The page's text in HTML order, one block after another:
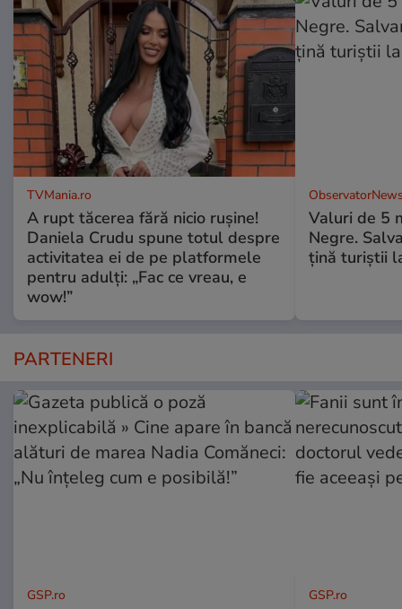
TVMania.ro
A rupt tăcerea fără nicio rușine!
Daniela Crudu spune totul despre
activitatea ei de pe platformele
pentru adulți: „Fac ce vreau, e
wow!”
Valuri de 5
Negre.
ţină turiştii
PARTENERI
GSP.ro GSP.ro